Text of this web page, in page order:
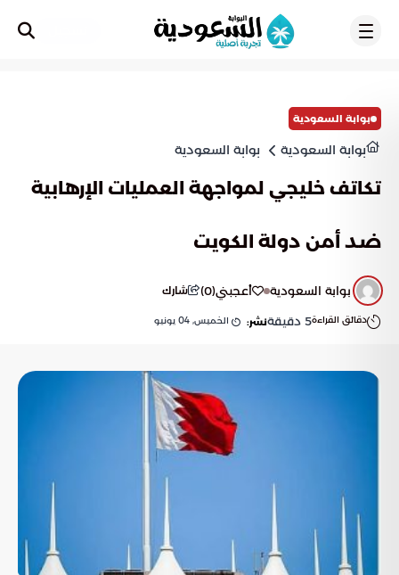
بوابة السعودية
بوابة السعودية بوابة السعودية
تكاتف خليجي لمواجهة العمليات الإرهابية
ضد أمن دولة الكويت
بوابة السعودية أعجبني(
0
) شارك
دقائق القراءة5 دقيقةنشر: الخميس, 04 يونيو